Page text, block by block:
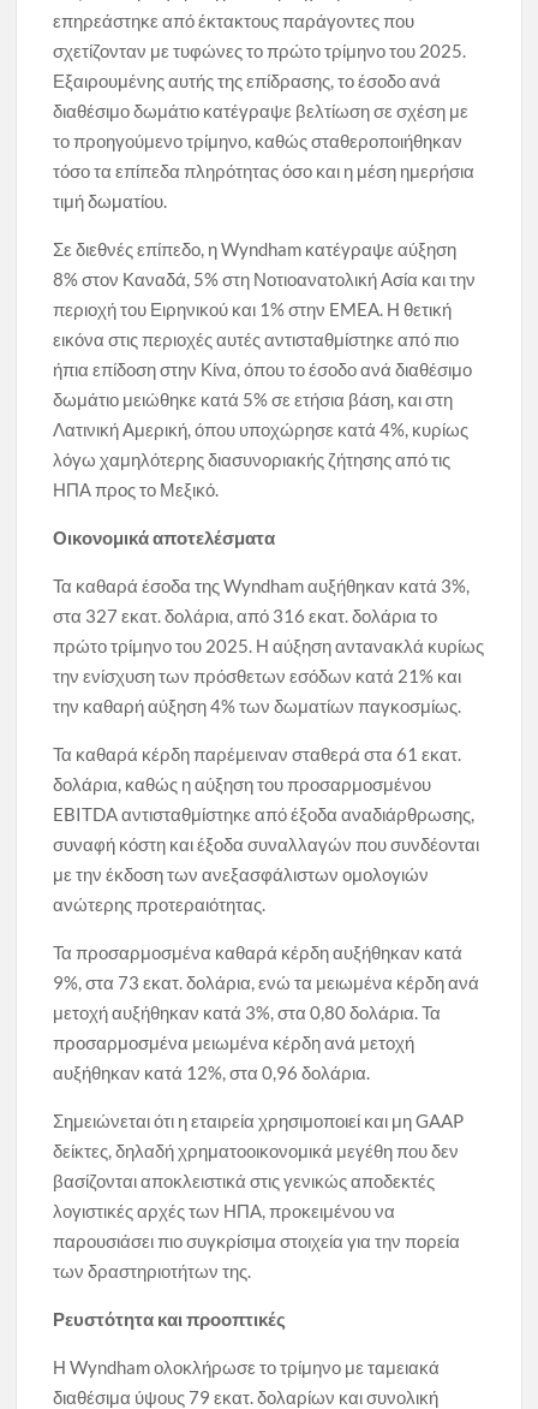
επηρεάστηκε από έκτακτους παράγοντες που
σχετίζονταν με τυφώνες το πρώτο τρίμηνο του 2025.
Εξαιρουμένης αυτής της επίδρασης, το έσοδο ανά
διαθέσιμο δωμάτιο κατέγραψε βελτίωση σε σχέση με
το προηγούμενο τρίμηνο, καθώς σταθεροποιήθηκαν
τόσο τα επίπεδα πληρότητας όσο και η μέση ημερήσια
τιμή δωματίου.
Σε διεθνές επίπεδο, η Wyndham κατέγραψε αύξηση
8% στον Καναδά, 5% στη Νοτιοανατολική Ασία και την
περιοχή του Ειρηνικού και 1% στην EMEA. Η θετική
εικόνα στις περιοχές αυτές αντισταθμίστηκε από πιο
ήπια επίδοση στην Κίνα, όπου το έσοδο ανά διαθέσιμο
δωμάτιο μειώθηκε κατά 5% σε ετήσια βάση, και στη
Λατινική Αμερική, όπου υποχώρησε κατά 4%, κυρίως
λόγω χαμηλότερης διασυνοριακής ζήτησης από τις
ΗΠΑ προς το Μεξικό.
Οικονομικά αποτελέσματα
Τα καθαρά έσοδα της Wyndham αυξήθηκαν κατά 3%,
στα 327 εκατ. δολάρια, από 316 εκατ. δολάρια το
πρώτο τρίμηνο του 2025. Η αύξηση αντανακλά κυρίως
την ενίσχυση των πρόσθετων εσόδων κατά 21% και
την καθαρή αύξηση 4% των δωματίων παγκοσμίως.
Τα καθαρά κέρδη παρέμειναν σταθερά στα 61 εκατ.
δολάρια, καθώς η αύξηση του προσαρμοσμένου
EBITDA αντισταθμίστηκε από έξοδα αναδιάρθρωσης,
συναφή κόστη και έξοδα συναλλαγών που συνδέονται
με την έκδοση των ανεξασφάλιστων ομολογιών
ανώτερης προτεραιότητας.
Τα προσαρμοσμένα καθαρά κέρδη αυξήθηκαν κατά
9%, στα 73 εκατ. δολάρια, ενώ τα μειωμένα κέρδη ανά
μετοχή αυξήθηκαν κατά 3%, στα 0,80 δολάρια. Τα
προσαρμοσμένα μειωμένα κέρδη ανά μετοχή
αυξήθηκαν κατά 12%, στα 0,96 δολάρια.
Σημειώνεται ότι η εταιρεία χρησιμοποιεί και μη GAAP
δείκτες, δηλαδή χρηματοοικονομικά μεγέθη που δεν
βασίζονται αποκλειστικά στις γενικώς αποδεκτές
λογιστικές αρχές των ΗΠΑ, προκειμένου να
παρουσιάσει πιο συγκρίσιμα στοιχεία για την πορεία
των δραστηριοτήτων της.
Ρευστότητα και προοπτικές
Η Wyndham ολοκλήρωσε το τρίμηνο με ταμειακά
διαθέσιμα ύψους 79 εκατ. δολαρίων και συνολική